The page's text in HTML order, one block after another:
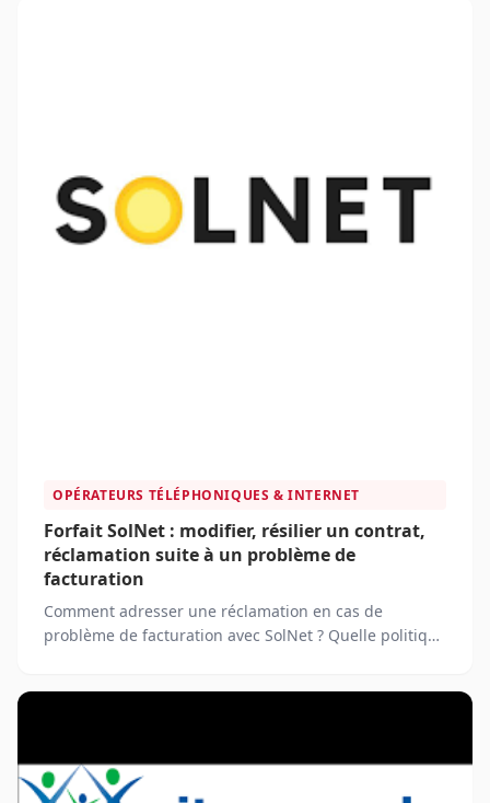
OPÉRATEURS TÉLÉPHONIQUES & INTERNET
Forfait SolNet : modifier, résilier un contrat,
réclamation suite à un problème de
facturation
Comment adresser une réclamation en cas de
problème de facturation avec SolNet ? Quelle politique